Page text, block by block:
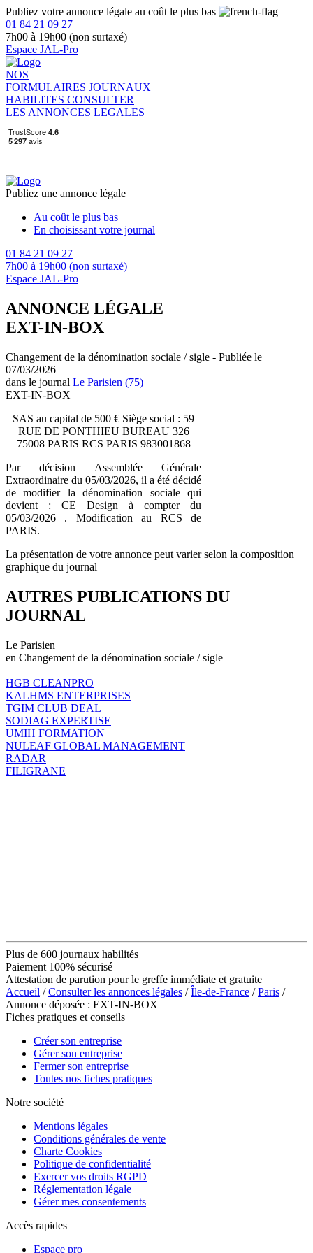
Publiez votre annonce légale au coût le plus bas
01 84 21 09 27
7h00 à 19h00 (non surtaxé)
Espace JAL-Pro
NOS
FORMULAIRES JOURNAUX
HABILITES CONSULTER
LES ANNONCES LEGALES
Publiez une annonce légale
Au coût le plus bas
En choisissant votre journal
01 84 21 09 27
7h00 à 19h00 (non surtaxé)
Espace JAL-Pro
ANNONCE LÉGALE
EXT-IN-BOX
Changement de la dénomination sociale / sigle - Publiée le
07/03/2026
dans le journal Le Parisien (75)
EXT-IN-BOX
SAS au capital de 500 € Siège social : 59
RUE DE PONTHIEU BUREAU 326
75008 PARIS RCS PARIS 983001868
Par décision Assemblée Générale
Extraordinaire du 05/03/2026, il a été décidé
de modifier la dénomination sociale qui
devient : CE Design à compter du
05/03/2026 . Modification au RCS de
PARIS.
La présentation de votre annonce peut varier selon la composition
graphique du journal
AUTRES PUBLICATIONS DU
JOURNAL
Le Parisien
en Changement de la dénomination sociale / sigle
HGB CLEANPRO
KALHMS ENTERPRISES
TGIM CLUB DEAL
SODIAG EXPERTISE
UMIH FORMATION
NULEAF GLOBAL MANAGEMENT
RADAR
FILIGRANE
Plus de 600 journaux habilités
Paiement 100% sécurisé
Attestation de parution pour le greffe immédiate et gratuite
Accueil /Consulter les annonces légales /Île-de-France /Paris /
Annonce déposée : EXT-IN-BOX
Fiches pratiques et conseils
Créer son entreprise
Gérer son entreprise
Fermer son entreprise
Toutes nos fiches pratiques
Notre société
Mentions légales
Conditions générales de vente
Charte Cookies
Politique de confidentialité
Exercer vos droits RGPD
Réglementation légale
Gérer mes consentements
Accès rapides
Espace pro